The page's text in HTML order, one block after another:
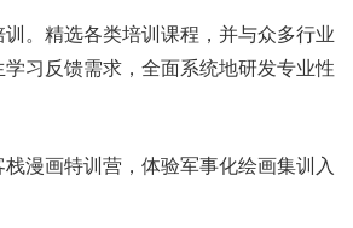
。精选各类培训课程，并与众多行业
习反馈需求，全面系统地研发专业性
漫画特训营，体验军事化绘画集训入